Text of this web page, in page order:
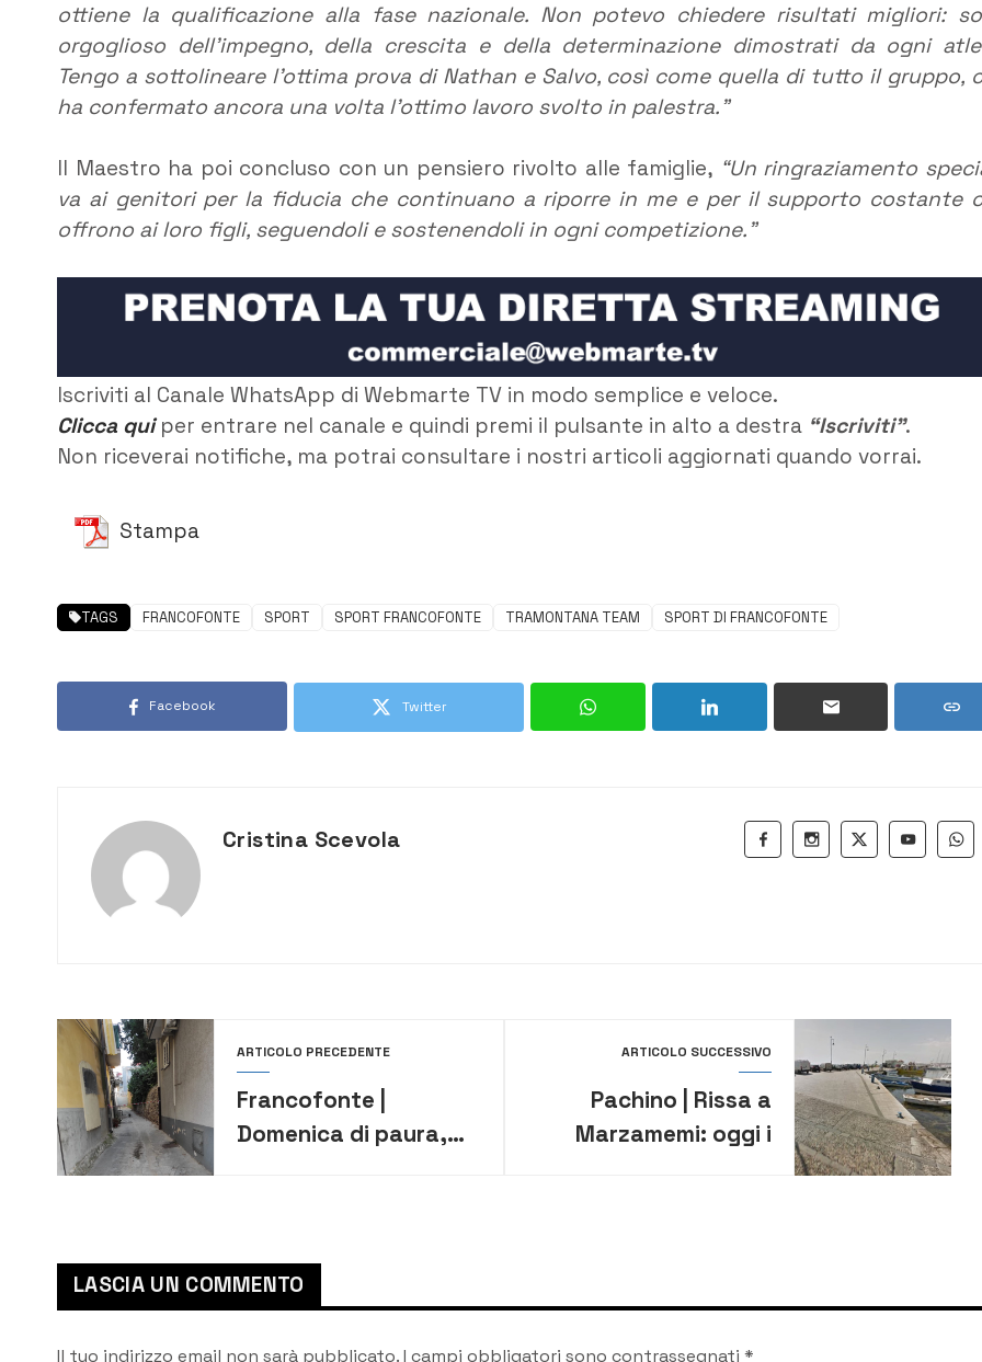
ottiene la qualificazione alla fase nazionale. Non potevo chiedere risultati migliori:
orgoglioso dell’impegno, della crescita e della determinazione dimostrati da ogni
Tengo a sottolineare l’ottima prova di Nathan e Salvo, così come quella di tutto il gruppo,
ha confermato ancora una volta l’ottimo lavoro svolto in palestra.”
Il Maestro ha poi concluso con un pensiero rivolto alle famiglie, “Un ringraziamento
va ai genitori per la fiducia che continuano a riporre in me e per il supporto costante
offrono ai loro figli, seguendoli e sostenendoli in ogni competizione.”
Iscriviti al Canale WhatsApp di Webmarte TV in modo semplice e veloce.
Clicca quiper entrare nel canale e quindi premi il pulsante in alto a destra “Iscriviti”.
Non riceverai notifiche, ma potrai consultare i nostri articoli aggiornati quando vorrai.
Stampa
TAGS FRANCOFONTE SPORT SPORT FRANCOFONTE TRAMONTANA TEAM SPORT DI FRANCOFONTE
Facebook Twitter
Cristina Scevola
ARTICOLO PRECEDENTE
Francofonte |
Domenica di paura,
discussione
ARTICOLO SUCCESSIVO
Pachino | Rissa a
Marzamemi: oggi i
LASCIA UN COMMENTO
Il tuo indirizzo email non sarà pubblicato.I campi obbligatori sono contrassegnati *